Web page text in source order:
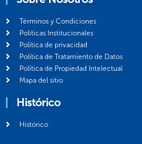
Términos y Condiciones
Politicas Institucionales
Política de privacidad
Política de Tratamiento de Datos
Política de Propiedad Intelectual
Mapa del sitio
Histórico
Histórico